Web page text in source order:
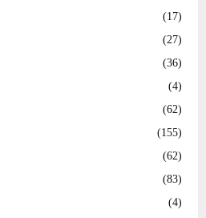
(17)
(27)
(36)
(4)
(62)
(155)
(62)
(83)
(4)